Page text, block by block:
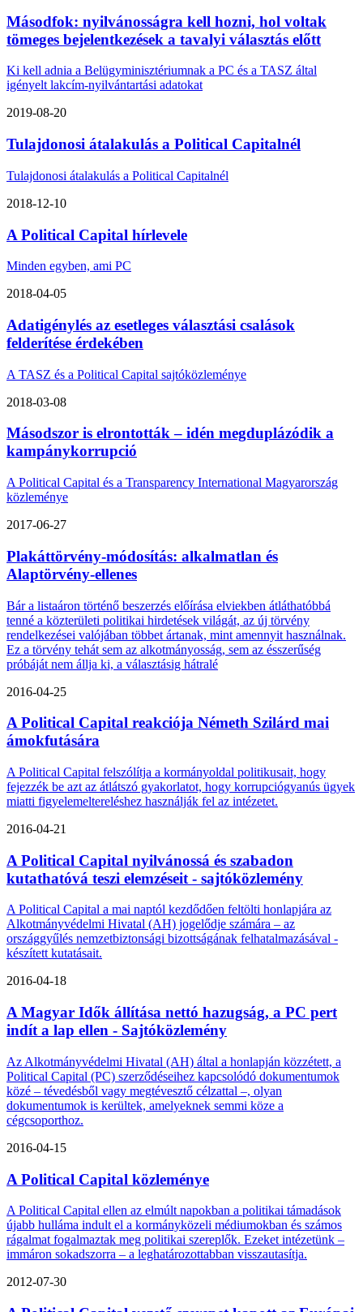
Másodfok: nyilvánosságra kell hozni, hol voltak
tömeges bejelentkezések a tavalyi választás előtt
Ki kell adnia a Belügyminisztériumnak a PC és a TASZ által
igényelt lakcím-nyilvántartási adatokat
2019-08-20
Tulajdonosi átalakulás a Political Capitalnél
Tulajdonosi átalakulás a Political Capitalnél
2018-12-10
A Political Capital hírlevele
Minden egyben, ami PC
2018-04-05
Adatigénylés az esetleges választási csalások
felderítése érdekében
A TASZ és a Political Capital sajtóközleménye
2018-03-08
Másodszor is elrontották – idén megduplázódik a
kampánykorrupció
A Political Capital és a Transparency International Magyarország
közleménye
2017-06-27
Plakáttörvény-módosítás: alkalmatlan és
Alaptörvény-ellenes
Bár a listaáron történő beszerzés előírása elviekben átláthatóbbá
tenné a közterületi politikai hirdetések világát, az új törvény
rendelkezései valójában többet ártanak, mint amennyit használnak.
Ez a törvény tehát sem az alkotmányosság, sem az ésszerűség
próbáját nem állja ki, a választásig hátralé
2016-04-25
A Political Capital reakciója Németh Szilárd mai
ámokfutására
A Political Capital felszólítja a kormányoldal politikusait, hogy
fejezzék be azt az átlátszó gyakorlatot, hogy korrupciógyanús ügyek
miatti figyelemeltereléshez használják fel az intézetet.
2016-04-21
A Political Capital nyilvánossá és szabadon
kutathatóvá teszi elemzéseit - sajtóközlemény
A Political Capital a mai naptól kezdődően feltölti honlapjára az
Alkotmányvédelmi Hivatal (AH) jogelődje számára – az
országgyűlés nemzetbiztonsági bizottságának felhatalmazásával -
készített kutatásait.
2016-04-18
A Magyar Idők állítása nettó hazugság, a PC pert
indít a lap ellen - Sajtóközlemény
Az Alkotmányvédelmi Hivatal (AH) által a honlapján közzétett, a
Political Capital (PC) szerződéseihez kapcsolódó dokumentumok
közé – tévedésből vagy megtévesztő célzattal –, olyan
dokumentumok is kerültek, amelyeknek semmi köze a
cégcsoporthoz.
2016-04-15
A Political Capital közleménye
A Political Capital ellen az elmúlt napokban a politikai támadások
újabb hulláma indult el a kormányközeli médiumokban és számos
rágalmat fogalmaztak meg politikai szereplők. Ezeket intézetünk –
immáron sokadszorra – a leghatározottabban visszautasítja.
2012-07-30